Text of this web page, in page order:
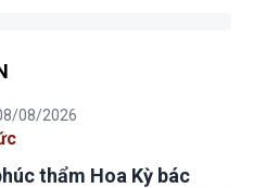
08/2026
thẩm Hoa Kỳ bác